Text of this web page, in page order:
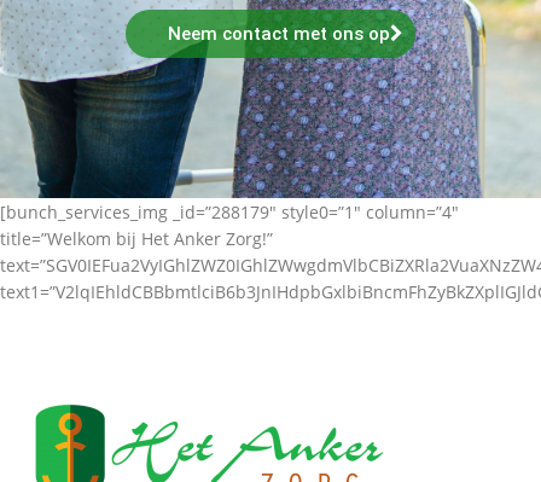
Neem contact met ons op
[bunch_services_img _id=”288179″ style0=”1″ column=”4″
title=”Welkom bij Het Anker Zorg!”